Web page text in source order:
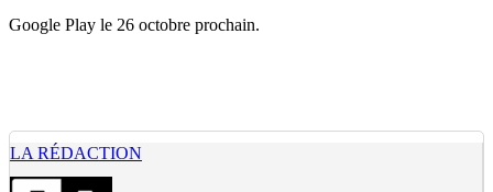
Google Play le 26 octobre prochain.
LA RÉDACTION